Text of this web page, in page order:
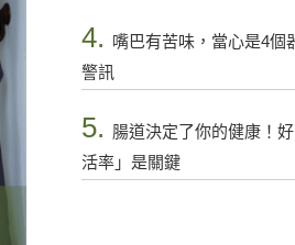
4. 嘴巴有苦味，當心是4個
警訊
5. 腸道決定了你的健康！
活率」是關鍵